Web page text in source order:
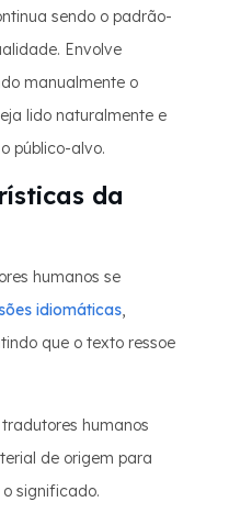
sendo o padrão-
Envolve
manualmente o
lido naturalmente e
público-alvo.
da
humanos se
idiomáticas,
que o texto ressoe
tradutores humanos
de origem para
significado.